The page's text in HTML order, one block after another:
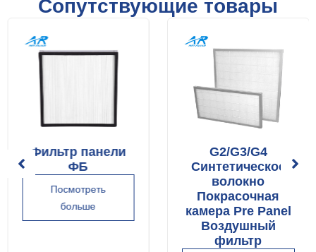
Сопутствующие товары
Фильтр панели
ФБ
Посмотреть
больше
G2/G3/G4
Синтетическое
волокно
Покрасочная
камера Pre Panel
Воздушный
фильтр